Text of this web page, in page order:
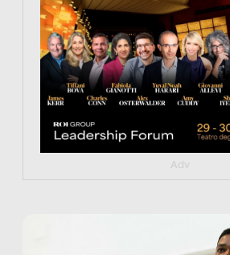
https://tinyurl.com/363fvfm9
Adv